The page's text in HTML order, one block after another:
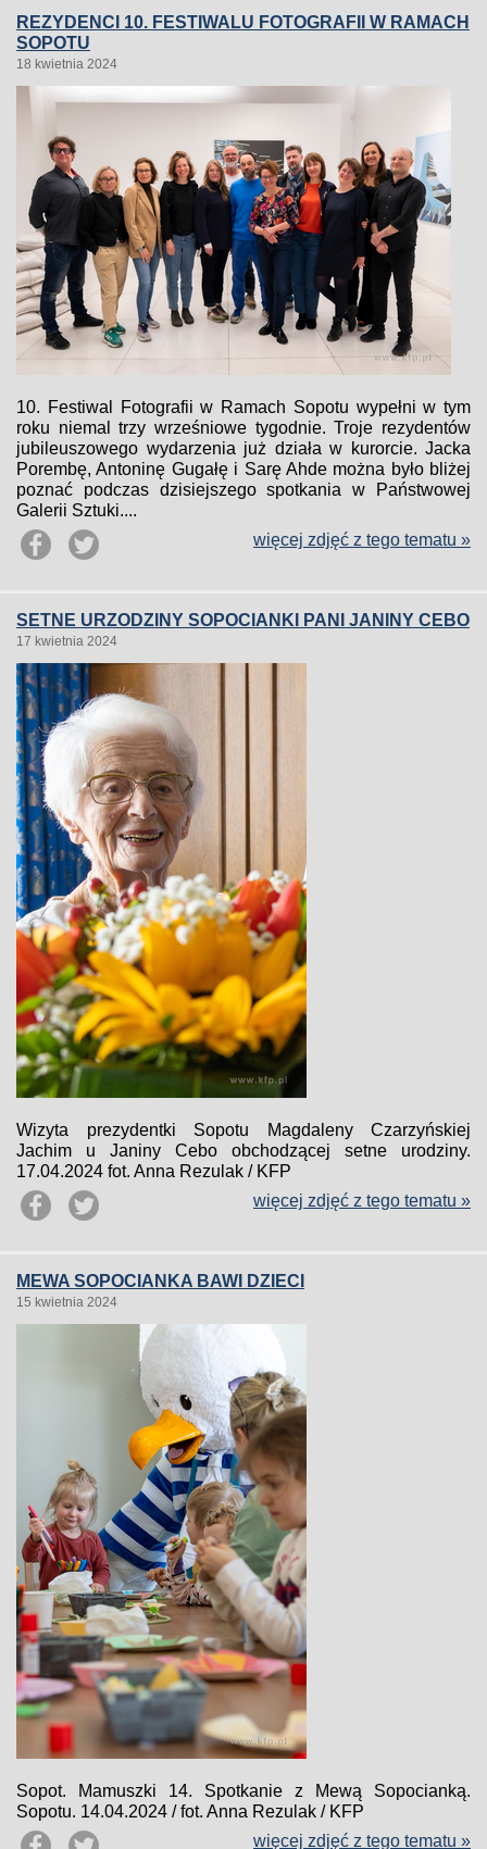
REZYDENCI 10. FESTIWALU FOTOGRAFII W RAMACH
SOPOTU
18 kwietnia 2024
10. Festiwal Fotografii w Ramach Sopotu wypełni w tym
roku niemal trzy wrześniowe tygodnie. Troje rezydentów
jubileuszowego wydarzenia już działa w kurorcie. Jacka
Porembę, Antoninę Gugałę i Sarę Ahde można było bliżej
poznać podczas dzisiejszego spotkania w Państwowej
Galerii Sztuki....
więcej zdjęć z tego tematu »
SETNE URZODZINY SOPOCIANKI PANI JANINY CEBO
17 kwietnia 2024
Wizyta prezydentki Sopotu Magdaleny Czarzyńskiej
Jachim u Janiny Cebo obchodzącej setne urodziny.
17.04.2024 fot. Anna Rezulak / KFP
więcej zdjęć z tego tematu »
MEWA SOPOCIANKA BAWI DZIECI
15 kwietnia 2024
Sopot. Mamuszki 14. Spotkanie z Mewą Sopocianką.
Sopotu. 14.04.2024 / fot. Anna Rezulak / KFP
więcej zdjęć z tego tematu »